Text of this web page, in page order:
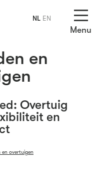
Menu
en
Overtuig
en
en overtuigen
NL EN